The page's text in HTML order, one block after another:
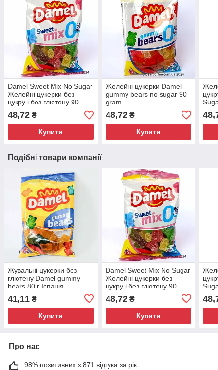
Damel Sweet Mix No Sugar
Желейні цукерки без
цукру і без глютену 90
gramm
48,72 ₴
Купити
Желейні цукерки Damel
gummy bears no sugar 90
gram
48,72₴
Купити
Подібні товари компанії
Жувальні цукерки без
глютену Damel gummy
bears 80 г Іспанія
41,11 ₴
Купити
Damel Sweet Mix No Sugar
Желейні цукерки без
цукру і без глютену 90
48,72₴
Купити
Про нас
98% позитивних з 871 відгука за рік